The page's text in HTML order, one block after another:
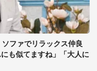
ファでリラックス仲良
も似てますね」「大人に